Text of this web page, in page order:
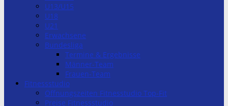
U13/U15
U18
U21
Erwachsene
Bundesliga
Termine & Ergebnisse
Männer-Team
Frauen-Team
Fitnessstudio
Öffnungszeiten Fitnesstudio Top-Fit
Preise Fitnessstudio